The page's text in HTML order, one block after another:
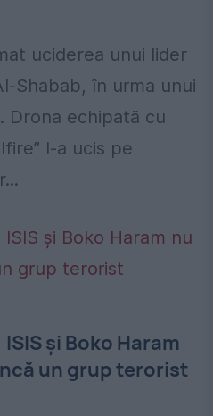
uciderea unui lider
Shabab, în urma unui
Drona echipată cu
l-a ucis pe
și Boko Haram
un grup terorist